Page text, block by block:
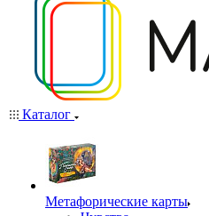
Каталог
Mетафорические карты